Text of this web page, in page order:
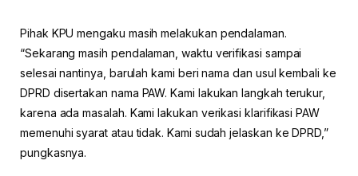
Pihak KPU mengaku masih melakukan pendalaman.
“Sekarang masih pendalaman, waktu verifikasi sampai
selesai nantinya, barulah kami beri nama dan usul kembali ke
DPRD disertakan nama PAW. Kami lakukan langkah terukur,
karena ada masalah. Kami lakukan verikasi klarifikasi PAW
memenuhi syarat atau tidak. Kami sudah jelaskan ke DPRD,”
pungkasnya.